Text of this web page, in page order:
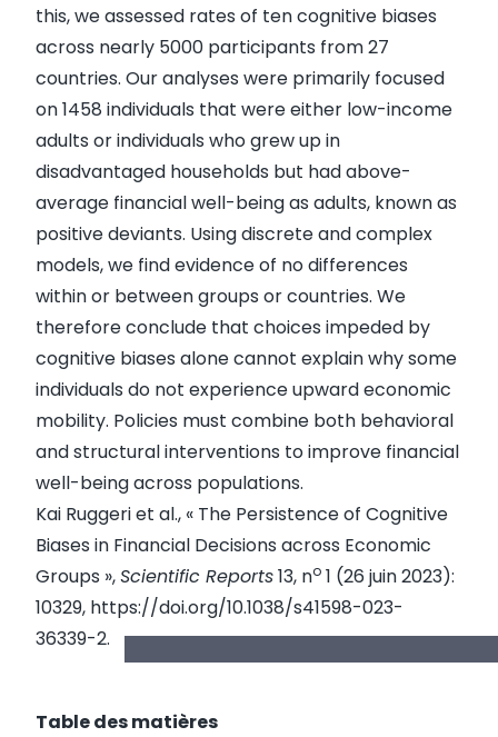
this, we assessed rates of ten cognitive biases
across nearly 5000 participants from 27
countries. Our analyses were primarily focused
on 1458 individuals that were either low-income
adults or individuals who grew up in
disadvantaged households but had above-
average financial well-being as adults, known as
positive deviants. Using discrete and complex
models, we find evidence of no differences
within or between groups or countries. We
therefore conclude that choices impeded by
cognitive biases alone cannot explain why some
individuals do not experience upward economic
mobility. Policies must combine both behavioral
and structural interventions to improve financial
well-being across populations.
Kai Ruggeri et al., « The Persistence of Cognitive
Biases in Financial Decisions across Economic
Groups »,Scientific Reports13, no 1 (26 juin 2023):
10329, https://doi.org/10.1038/s41598-023-
36339-2.
Table des matières